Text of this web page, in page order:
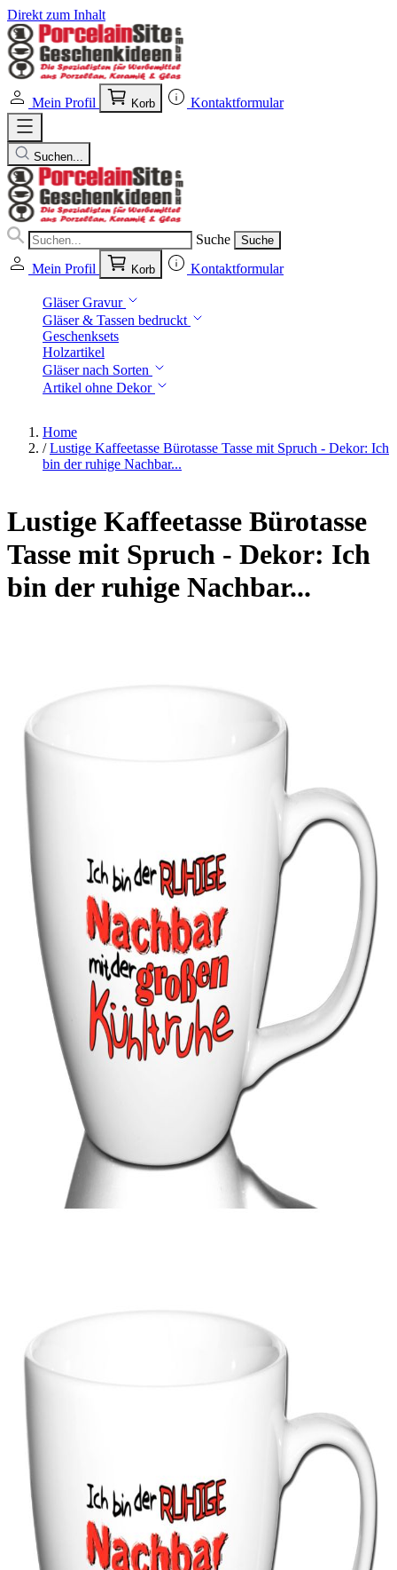
Direkt zum Inhalt
Mein Profil Korb Kontaktformular
Suchen...
Suche Suche
Mein Profil Korb Kontaktformular
Gläser Gravur
Gläser & Tassen bedruckt
Geschenksets
Holzartikel
Gläser nach Sorten
Artikel ohne Dekor
Home
/ Lustige Kaffeetasse Bürotasse Tasse mit Spruch - Dekor: Ich
bin der ruhige Nachbar...
Lustige Kaffeetasse Bürotasse
Tasse mit Spruch - Dekor: Ich
bin der ruhige Nachbar...